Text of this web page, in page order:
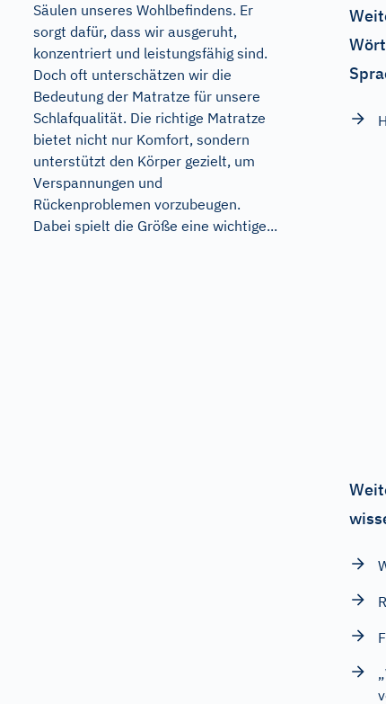
Säulen unseres Wohlbefindens. Er
sorgt dafür, dass wir ausgeruht,
konzentriert und leistungsfähig sind.
Doch oft unterschätzen wir die
Bedeutung der Matratze für unsere
Schlafqualität. Die richtige Matratze
bietet nicht nur Komfort, sondern
unterstützt den Körper gezielt, um
Verspannungen und
Rückenproblemen vorzubeugen.
Dabei spielt die Größe eine wichtige...